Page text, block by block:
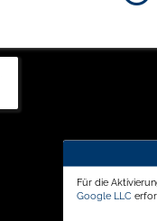
Für die
Google LLC